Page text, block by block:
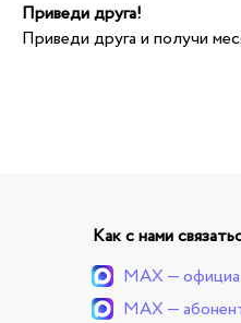
Приведи друга!
Приведи друга и получи
Как с нами
MAX —
MAX —